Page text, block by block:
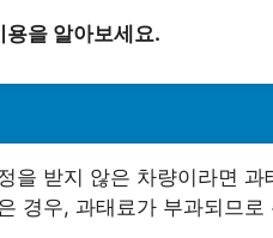
용을 알아보세요.
을 받지 않은 차량이라면
경우, 과태료가 부과되므로